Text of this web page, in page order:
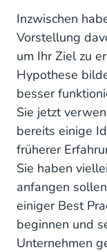
Inzwischen
Vorstellung
um Ihr Ziel zu
Hypothese
besser
Sie jetzt
bereits einige
früherer
Sie haben
anfangen
einiger Best
beginnen und
Unternehmen